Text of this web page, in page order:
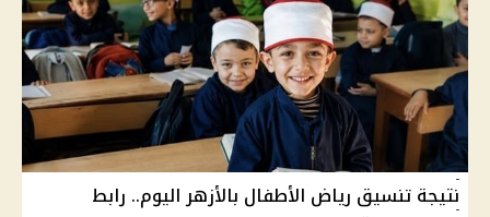
نتيجة تنسيق رياض الأطفال بالأزهر اليوم.. رابط